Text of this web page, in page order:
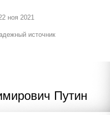
ноя 2021
источник
Путин